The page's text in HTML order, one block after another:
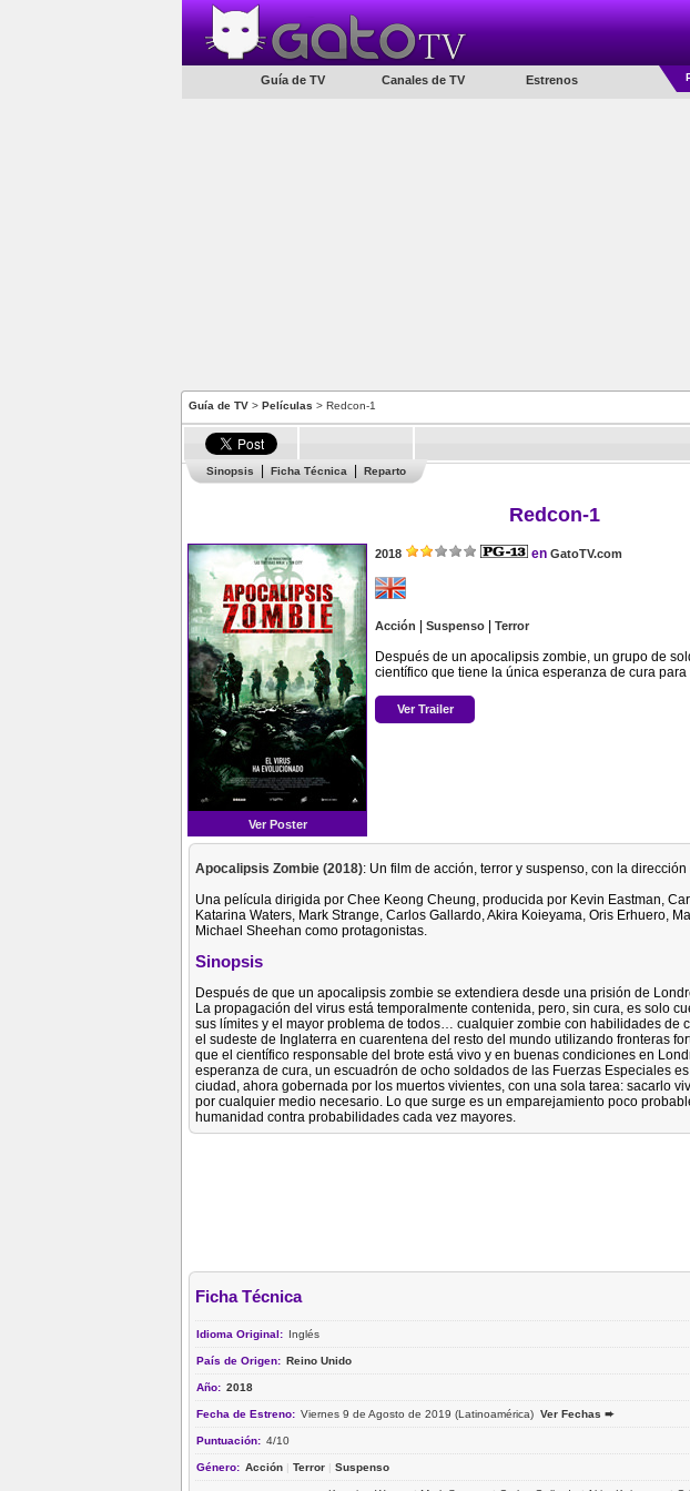
Guía de TV Canales de TV Estrenos
Guía de TV > Películas > Redcon-1
Sinopsis Ficha Técnica Reparto
Redcon-1
Ver Poster
2018 en GatoTV.com
Acción Suspenso Terror
Después de un apocalipsis zombie, un grupo de
científico que tiene la única esperanza de cura
Ver Trailer
Apocalipsis Zombie (2018): Un film de acción, terror y suspenso, con la
Una película dirigida por Chee Keong Cheung, producida por Kevin Eastman,
Katarina Waters, Mark Strange, Carlos Gallardo, Akira Koieyama, Oris Erhuero,
Michael Sheehan como protagonistas.
Sinopsis
Después de que un apocalipsis zombie se extendiera desde una prisión de
La propagación del virus está temporalmente contenida, pero, sin cura, es solo
sus límites y el mayor problema de todos… cualquier zombie con habilidades de
el sudeste de Inglaterra en cuarentena del resto del mundo utilizando fronteras
que el científico responsable del brote está vivo y en buenas condiciones en
esperanza de cura, un escuadrón de ocho soldados de las Fuerzas Especiales
ciudad, ahora gobernada por los muertos vivientes, con una sola tarea: sacarlo
por cualquier medio necesario. Lo que surge es un emparejamiento poco
humanidad contra probabilidades cada vez mayores.
Ficha Técnica
Idioma Original: Inglés
País de Origen: Reino Unido
Año: 2018
Fecha de Estreno: Viernes 9 de Agosto de 2019 (Latinoamérica) Ver Fechas ➨
Puntuación: 4/10
Género: Acción | Terror | Suspenso